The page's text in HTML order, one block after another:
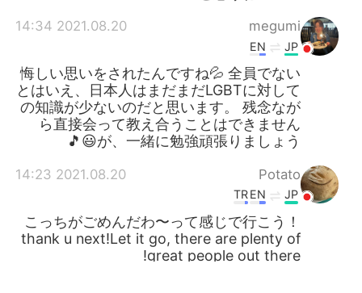
megumi
2021.08.20 14:34
JP
EN
悔しい思いをされたんですね💦 全員でない
とはいえ、日本人はまだまだLGBTに対して
の知識が少ないのだと思います。 残念なが
ら直接会って教え合うことはできません
が、一緒に勉強頑張りましょう😃🎵
Potato
2021.08.20 14:23
JP
EN
TR
こっちがごめんだわ〜って感じで行こう！
thank u next!Let it go, there are plenty of
great people out there!